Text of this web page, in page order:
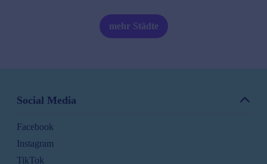
Leipzig Ø 60000 €/J.
Mainz Ø60000
mehr Städte
Social Media
Facebook
Instagram
TikTok